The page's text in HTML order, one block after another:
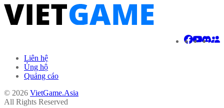
Liên hệ
Ủng hộ
Quảng cáo
© 2026 VietGame.Asia
All Rights Reserved